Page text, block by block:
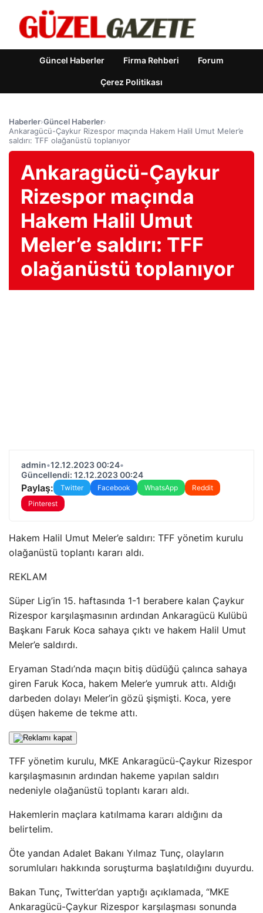
Güncel Haberler Firma Rehberi Forum
Çerez Politikası
Haberler›Güncel Haberler›
Ankaragücü-Çaykur Rizespor maçında Hakem Halil Umut Meler’e
saldırı: TFF olağanüstü toplanıyor
Ankaragücü-Çaykur
Rizespor maçında
Hakem Halil Umut
Meler’e saldırı: TFF
olağanüstü toplanıyor
admin•12.12.2023 00:24•
Güncellendi: 12.12.2023 00:24
Paylaş: Twitter Facebook WhatsApp
Reddit
Pinterest
Hakem Halil Umut Meler’e saldırı: TFF yönetim kurulu
olağanüstü toplantı kararı aldı.
REKLAM
Süper Lig’in 15. haftasında 1-1 berabere kalan Çaykur
Rizespor karşılaşmasının ardından Ankaragücü Kulübü
Başkanı Faruk Koca sahaya çıktı ve hakem Halil Umut
Meler’e saldırdı.
Eryaman Stadı’nda maçın bitiş düdüğü çalınca sahaya
giren Faruk Koca, hakem Meler’e yumruk attı. Aldığı
darbeden dolayı Meler’in gözü şişmişti. Koca, yere
düşen hakeme de tekme attı.
TFF yönetim kurulu, MKE Ankaragücü-Çaykur Rizespor
karşılaşmasının ardından hakeme yapılan saldırı
nedeniyle olağanüstü toplantı kararı aldı.
Hakemlerin maçlara katılmama kararı aldığını da
belirtelim.
Öte yandan Adalet Bakanı Yılmaz Tunç, olayların
sorumluları hakkında soruşturma başlatıldığını duyurdu.
Bakan Tunç, Twitter’dan yaptığı açıklamada, “MKE
Ankaragücü-Çaykur Rizespor karşılaşması sonunda